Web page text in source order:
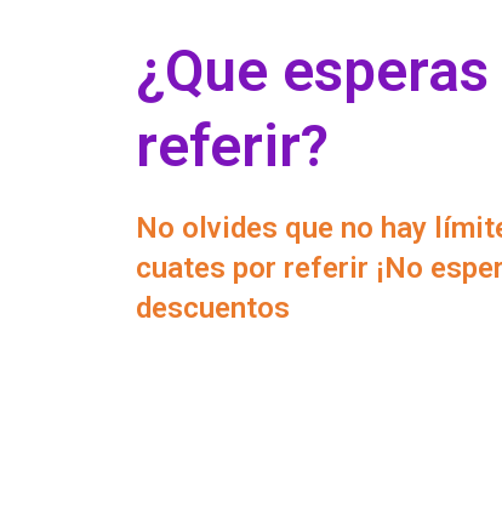
¿Que
referir?
No olvides que no hay
cuates por referir ¡No
descuentos